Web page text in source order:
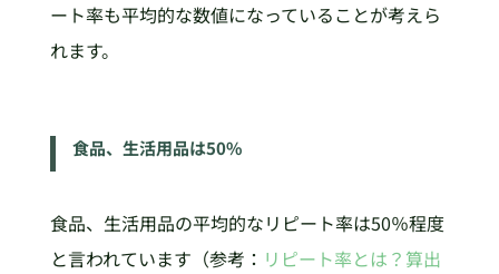
ート率も平均的な数値になっていることが考えら
れます。
食品、生活用品は50%
食品、生活用品の平均的なリピート率は50％程度
と言われています（参考： リピート率とは？算出